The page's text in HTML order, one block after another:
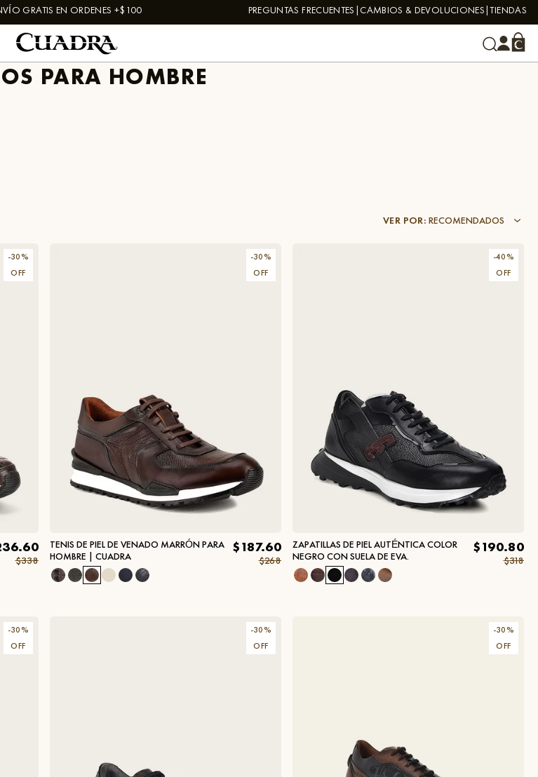
GRATIS EN ORDENES +$100 PREGUNTAS FRECUENTES CAMBIOS & DEVOLUCIONES TIENDAS
PARA HOMBRE
VER POR: RECOMENDADOS
-30%
OFF
$338
-30%
OFF
TENIS DE PIEL DE VENADO MARRÓN PARA
HOMBRE | CUADRA
$187.60
$268
-40%
OFF
ZAPATILLAS DE PIEL AUTÉNTICA COLOR
NEGRO CON SUELA DE EVA.
$190.80
$318
-30%
OFF
-30%
OFF
-30%
OFF